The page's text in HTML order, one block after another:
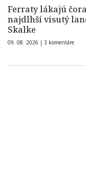
Ferraty lákajú
najdlhší visutý
Skalke
09. 08. 2026 | 3 komentáre